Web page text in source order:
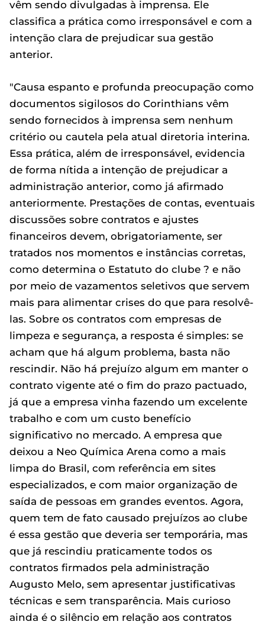
vêm sendo divulgadas à imprensa. Ele
classifica a prática como irresponsável e com a
intenção clara de prejudicar sua gestão
anterior.
"Causa espanto e profunda preocupação como
documentos sigilosos do Corinthians vêm
sendo fornecidos à imprensa sem nenhum
critério ou cautela pela atual diretoria interina.
Essa prática, além de irresponsável, evidencia
de forma nítida a intenção de prejudicar a
administração anterior, como já afirmado
anteriormente. Prestações de contas, eventuais
discussões sobre contratos e ajustes
financeiros devem, obrigatoriamente, ser
tratados nos momentos e instâncias corretas,
como determina o Estatuto do clube ? e não
por meio de vazamentos seletivos que servem
mais para alimentar crises do que para resolvê-
las. Sobre os contratos com empresas de
limpeza e segurança, a resposta é simples: se
acham que há algum problema, basta não
rescindir. Não há prejuízo algum em manter o
contrato vigente até o fim do prazo pactuado,
já que a empresa vinha fazendo um excelente
trabalho e com um custo benefício
significativo no mercado. A empresa que
deixou a Neo Química Arena como a mais
limpa do Brasil, com referência em sites
especializados, e com maior organização de
saída de pessoas em grandes eventos. Agora,
quem tem de fato causado prejuízos ao clube
é essa gestão que deveria ser temporária, mas
que já rescindiu praticamente todos os
contratos firmados pela administração
Augusto Melo, sem apresentar justificativas
técnicas e sem transparência. Mais curioso
ainda é o silêncio em relação aos contratos